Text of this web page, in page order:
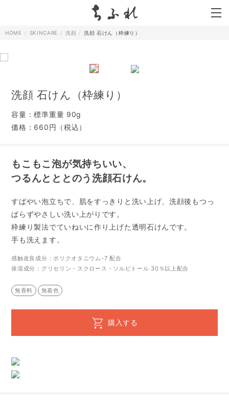
HOME SKINCARE 洗顔 洗顔 石けん（枠練り）
洗顔 石けん（枠練り）
容量：標準重量 90g
価格：660円（税込）
もこもこ泡が気持ちいい、
つるんとととのう洗顔石けん。
すばやい泡立ちで、肌をすっきりと洗い上げ、洗顔後もつっ
ぱらずやさしい洗い上がりです。
枠練り製法でていねいに作り上げた透明石けんです。
手も洗えます。
感触改良成分：ポリクオタニウム-7 配合
保湿成分：グリセリン・スクロース・ソルビトール 30％以上配合
無香料 無着色
購入する